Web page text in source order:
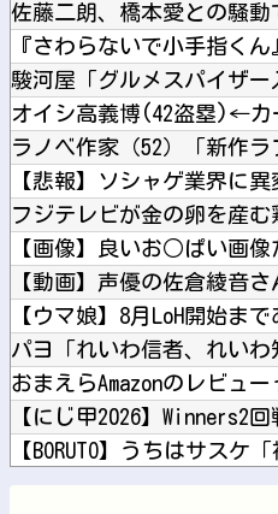
駿河屋「グルメスパイザー
おまえらAmazonのレビュ